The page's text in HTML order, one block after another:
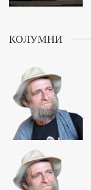
КОЛУМНИ